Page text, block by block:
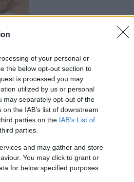
of your personal or
the below opt-out section to
is processed you may
utilized by us or personal
may separately opt-out of the
the IAB’s list of downstream
parties on the IAB’s List of
parties.
and may gather and store
You may click to grant or
for below specified purposes